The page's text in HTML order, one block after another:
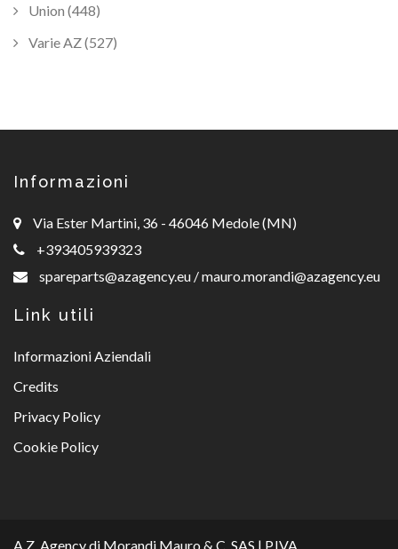
Union (448)
Varie AZ (527)
Informazioni
Via Ester Martini, 36 - 46046 Medole (MN)
+393405939323
spareparts@azagency.eu /mauro.morandi@azagency.eu
Link utili
Informazioni Aziendali
Credits
Privacy Policy
Cookie Policy
A.Z. Agency di Morandi Mauro & C. SAS | P.IVA